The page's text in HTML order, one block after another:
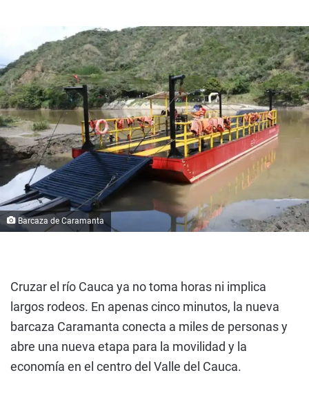
Barcaza de Caramanta
Cruzar el río Cauca ya no toma horas ni implica
largos rodeos. En apenas cinco minutos, la nueva
barcaza Caramanta conecta a miles de personas y
abre una nueva etapa para la movilidad y la
economía en el centro del Valle del Cauca.